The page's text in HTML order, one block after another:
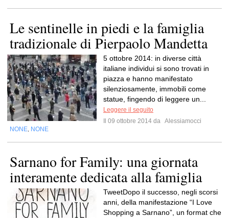
Le sentinelle in piedi e la famiglia
tradizionale di Pierpaolo Mandetta
5 ottobre 2014: in diverse città
italiane individui si sono trovati in
piazza e hanno manifestato
silenziosamente, immobili come
statue, fingendo di leggere un...
Leggere il seguito
Il 09 ottobre 2014 da Alessiamocci
NONE NONE
Sarnano for Family: una giornata
interamente dedicata alla famiglia
TweetDopo il successo, negli scorsi
anni, della manifestazione “I Love
Shopping a Sarnano”, un format che